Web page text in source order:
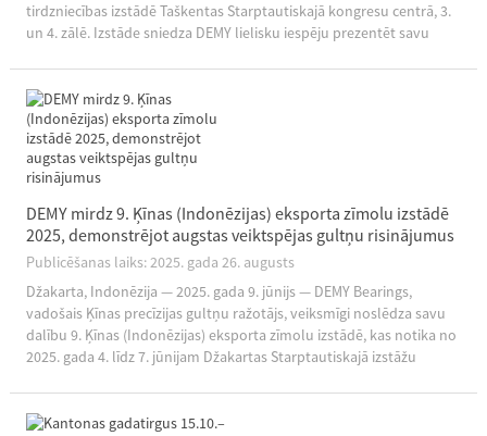
tirdzniecības izstādē Taškentas Starptautiskajā kongresu centrā, 3.
un 4. zālē. Izstāde sniedza DEMY lielisku iespēju prezentēt savu
DEMY mirdz 9. Ķīnas (Indonēzijas) eksporta zīmolu izstādē
2025, demonstrējot augstas veiktspējas gultņu risinājumus
Publicēšanas laiks: 2025. gada 26. augusts
Džakarta, Indonēzija — 2025. gada 9. jūnijs — DEMY Bearings,
vadošais Ķīnas precīzijas gultņu ražotājs, veiksmīgi noslēdza savu
dalību 9. Ķīnas (Indonēzijas) eksporta zīmolu izstādē, kas notika no
2025. gada 4. līdz 7. jūnijam Džakartas Starptautiskajā izstāžu